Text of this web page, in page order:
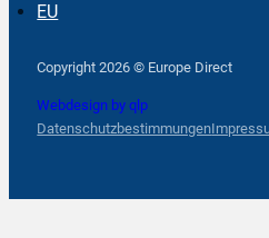
EU
Copyright 2026 © Europe Direct
Webdesign by qlp
Datenschutzbestimmungen